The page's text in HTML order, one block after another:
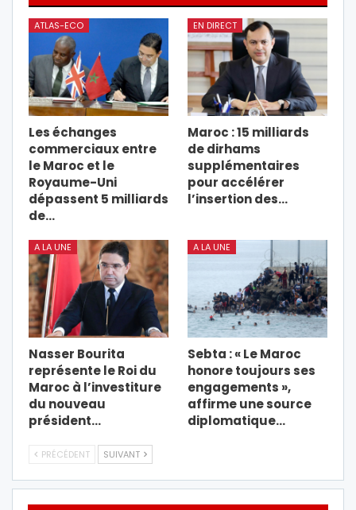
ATLAS-ECO
Les échanges
commerciaux entre
le Maroc et le
Royaume-Uni
dépassent 5 milliards
de…
EN DIRECT
Maroc : 15 milliards
de dirhams
supplémentaires
pour accélérer
l’insertion des…
A LA UNE
Nasser Bourita
représente le Roi du
Maroc à l’investiture
du nouveau
président…
A LA UNE
Sebta : « Le Maroc
honore toujours ses
engagements »,
affirme une source
diplomatique…
PRÉCÉDENT SUIVANT